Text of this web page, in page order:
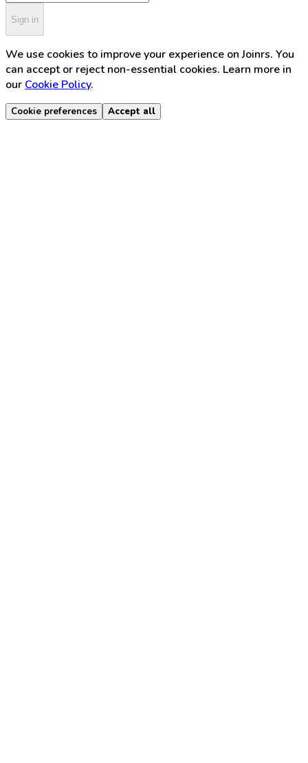
Sign in
We use cookies to improve your experience on Joinrs. You
can accept or reject non-essential cookies. Learn more in
our Cookie Policy.
Cookie preferences Accept all